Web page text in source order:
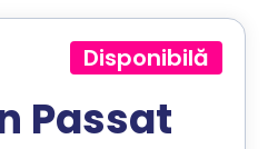
Disponibilă
Passat